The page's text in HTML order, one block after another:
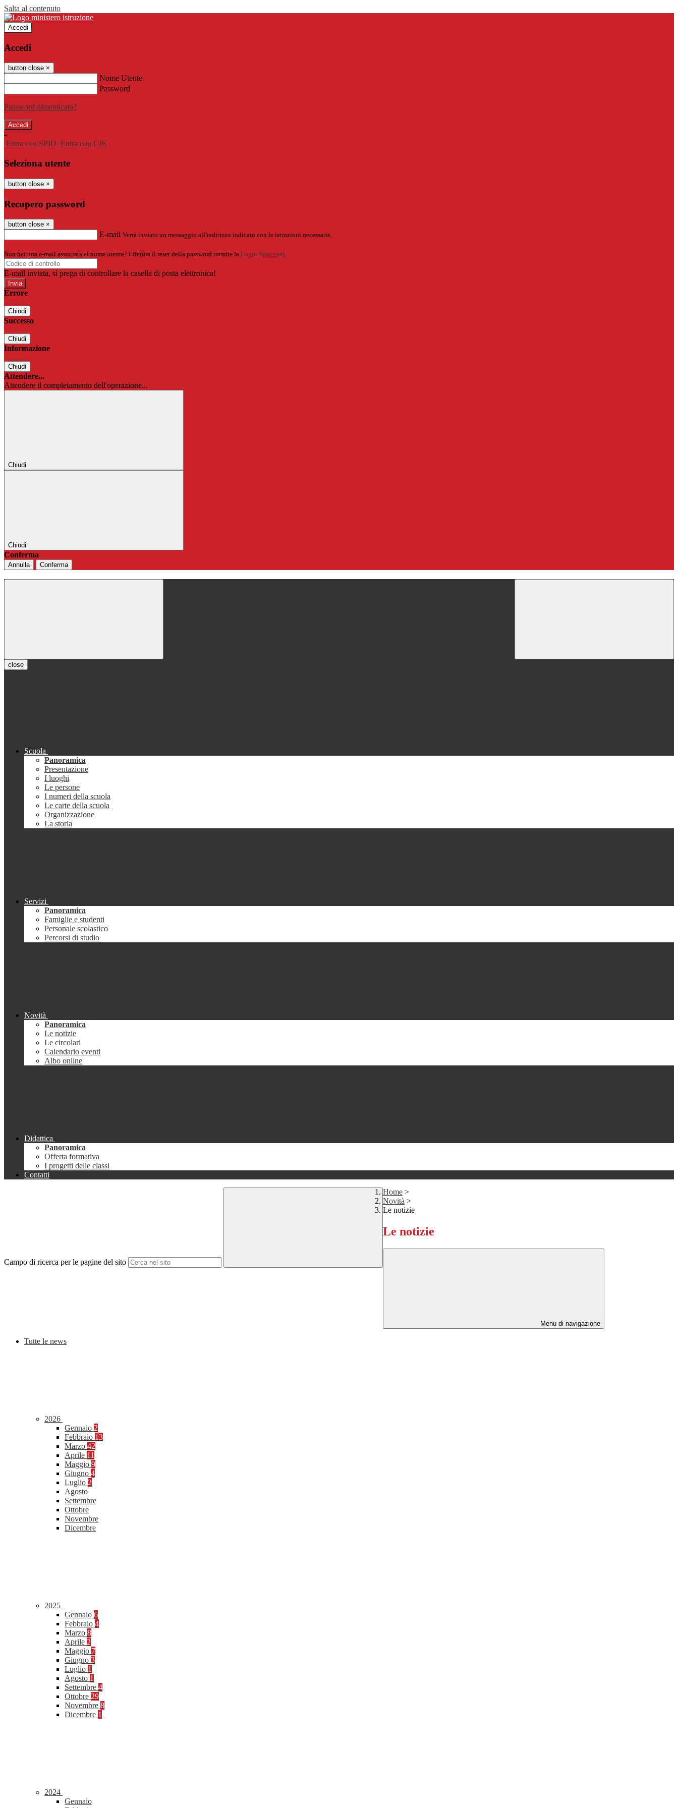
Salta al contenuto
Accedi
Accedi
button close ×
Nome Utente
Password
Password dimenticata?
-
Entra con SPID Entra con CIE
Seleziona utente
button close ×
Recupero password
button close ×
E-mail Verrà inviato un messaggio all'indirizzo indicato con le istruzioni necessarie.
Non hai una e-mail associata al nome utente? Effettua il reset della password tramite la Login Spaggiari
E-mail inviata, si prega di controllare la casella di posta elettronica!
Errore
Chiudi
Successo
Chiudi
Informazione
Chiudi
Attendere...
Attendere il completamento dell'operazione...
Chiudi
Chiudi
Conferma
Annulla Conferma
close
Scuola
Panoramica
Presentazione
I luoghi
Le persone
I numeri della scuola
Le carte della scuola
Organizzazione
La storia
Servizi
Panoramica
Famiglie e studenti
Personale scolastico
Percorsi di studio
Novità
Panoramica
Le notizie
Le circolari
Calendario eventi
Albo online
Didattica
Panoramica
Offerta formativa
I progetti delle classi
Contatti
Campo di ricerca per le pagine del sito
Home >
Novità >
Le notizie
Le notizie
Menu di navigazione
Tutte le news
2026
Gennaio 2
Febbraio 13
Marzo 42
Aprile 11
Maggio 9
Giugno 4
Luglio 2
Agosto
Settembre
Ottobre
Novembre
Dicembre
2025
Gennaio 6
Febbraio 4
Marzo 8
Aprile 2
Maggio 7
Giugno 3
Luglio 1
Agosto 1
Settembre 4
Ottobre 29
Novembre 8
Dicembre 1
2024
Gennaio